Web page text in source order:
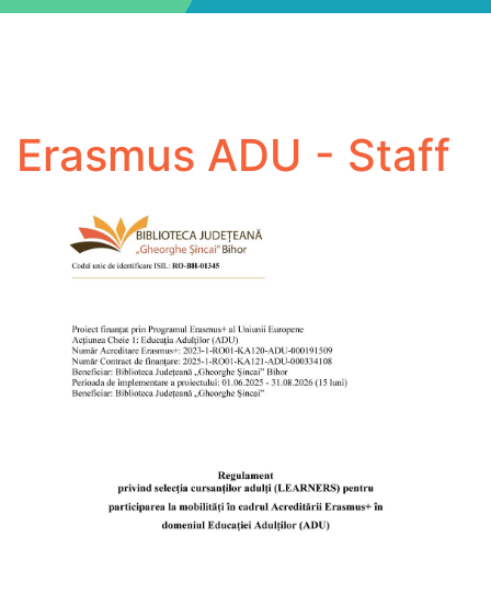
Erasmus ADU - Staff